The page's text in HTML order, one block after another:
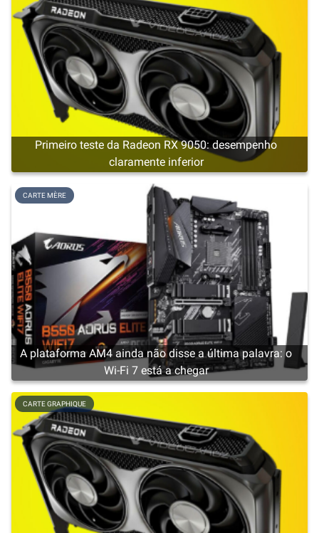
Primeiro teste da Radeon RX 9050: desempenho
claramente inferior
A plataforma AM4 ainda não disse a última palavra: o
Wi-Fi 7 está a chegar
CARTE MÈRE
CARTE GRAPHIQUE